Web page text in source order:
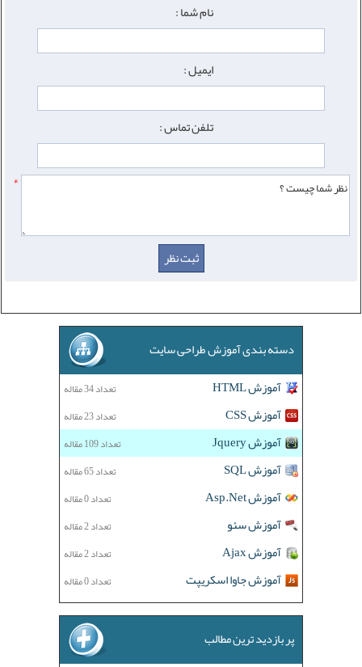
نام شما :
ایمیل :
تلفن تماس :
*
دسته بندی آموزش طراحی سایت
آموزش HTML
تعداد 34 مقاله
آموزش CSS تعداد 23 مقاله
آموزش Jquery تعداد 109 مقاله
آموزش SQL تعداد 65 مقاله
آموزش Asp.Net تعداد 0 مقاله
آموزش سئو تعداد 2 مقاله
آموزش Ajax تعداد 2 مقاله
آموزش جاوا اسکریپت تعداد 0 مقاله
پر بازدید ترین مطالب